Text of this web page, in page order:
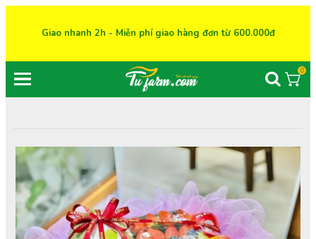
Giao nhanh 2h - Miễn phí giao hàng đơn từ 600.000đ
0